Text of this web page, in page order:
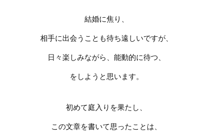
結婚に焦り、
相手に出会うことも待ち遠しいですが、
日々楽しみながら、能動的に待つ、
をしようと思います。
初めて庭入りを果たし、
この文章を書いて思ったことは、